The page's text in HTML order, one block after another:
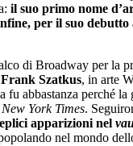
il suo primo nome
per il suo debutto
di Broadway per la
Frank Szatkus, in arte
fu abbastanza perché la
New York Times.
apparizioni nel
nel mondo